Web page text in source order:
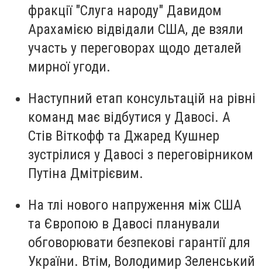
фракції "Слуга народу" Давидом
Арахамією відвідали США, де взяли
участь у переговорах щодо деталей
мирної угоди.
Наступний етап консультацій на рівні
команд має відбутися у Давосі. А
Стів Віткофф та Джаред Кушнер
зустрілися у Давосі з переговірником
Путіна Дмітрієвим.
На тлі нового напруження між США
та Європою в Давосі планували
обговорювати безпекові гарантії для
України. Втім, Володимир Зеленський